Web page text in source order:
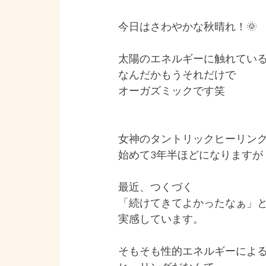
今日はさわやかな秋晴れ！🌞
太陽のエネルギーに触れてい
なんだかもうそれだけで
オーガズミックです笑
女神のタントリックヒーリン
始めて3年半ほどになりますが
最近、つくづく
「続けてきてよかったなぁ」と
実感しています。
そもそも性的エネルギーによる